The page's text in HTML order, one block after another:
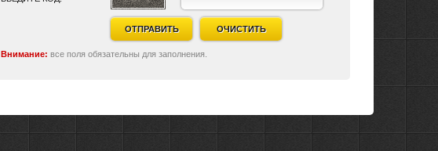
ОТПРАВИТЬ ОЧИСТИТЬ
Внимание: все поля обязательны для заполнения.